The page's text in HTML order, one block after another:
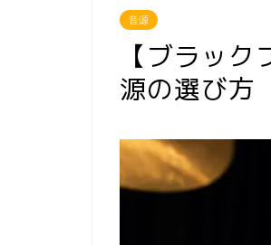
音源
【ブラッ
源の選び方